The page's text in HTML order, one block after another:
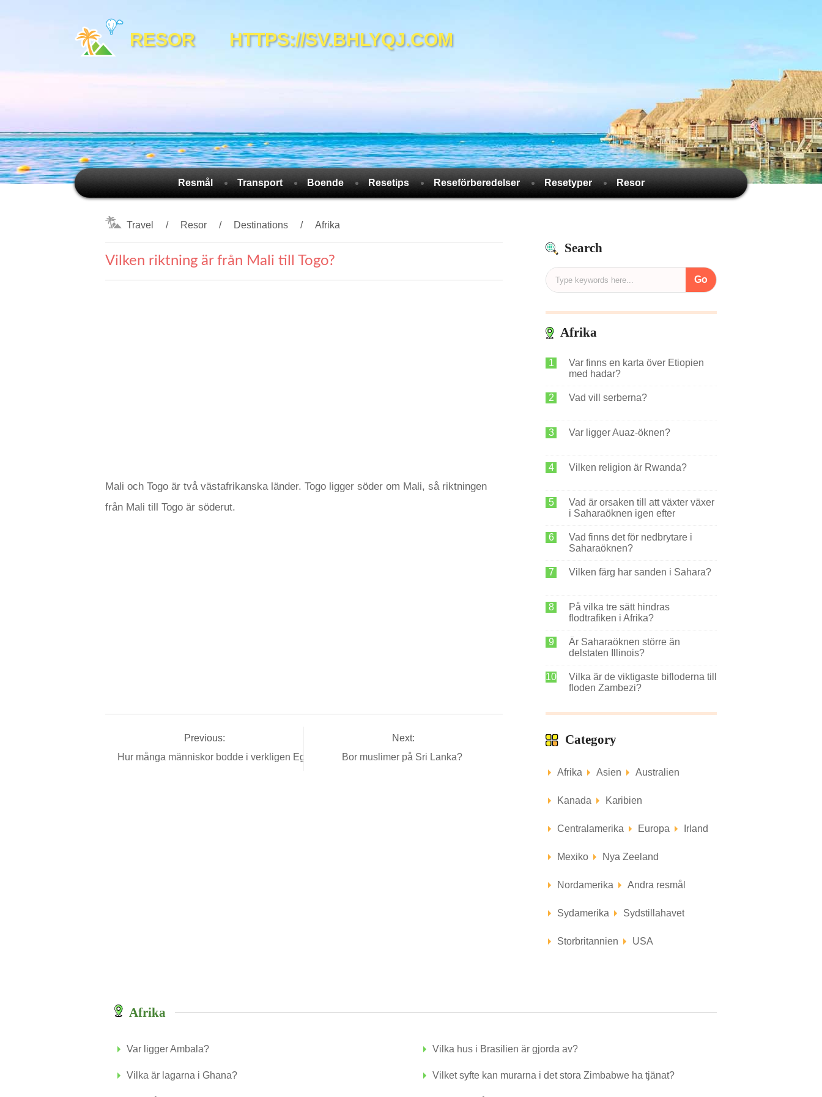
RESOR HTTPS://SV.BHLYQJ.COM
Resmål Transport Boende Resetips Reseförberedelser Resetyper Resor
Travel Resor Destinations Afrika
Vilken riktning är från Mali till Togo?
Mali och Togo är två västafrikanska länder. Togo ligger söder om Mali, så riktningen
från Mali till Togo är söderut.
Previous:
Hur många människor bodde i verkligen Egypten?
Next:
Bor muslimer på Sri Lanka?
Search
Afrika
Var finns en karta över Etiopien
med hadar?
Vad vill serberna?
Var ligger Auaz-öknen?
Vilken religion är Rwanda?
Vad är orsaken till att växter växer
i Saharaöknen igen efter
Vad finns det för nedbrytare i
Saharaöknen?
Vilken färg har sanden i Sahara?
På vilka tre sätt hindras
flodtrafiken i Afrika?
Är Saharaöknen större än
delstaten Illinois?
Vilka är de viktigaste bifloderna till
floden Zambezi?
Category
Afrika Asien Australien
Kanada Karibien
Centralamerika Europa Irland
Mexiko Nya Zeeland
Nordamerika Andra resmål
Sydamerika Sydstillahavet
Storbritannien USA
Afrika
Var ligger Ambala? Vilka hus i Brasilien är gjorda av?
Vilka är lagarna i Ghana? Vilket syfte kan murarna i det stora Zimbabwe ha tjänat?